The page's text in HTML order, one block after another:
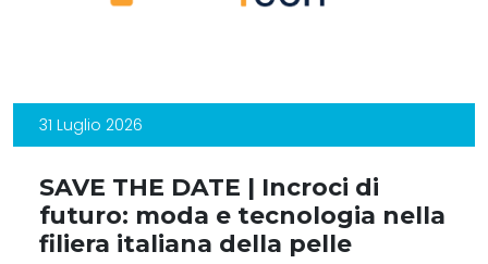
31 Luglio 2026
SAVE THE DATE | Incroci di
futuro: moda e tecnologia nella
filiera italiana della pelle